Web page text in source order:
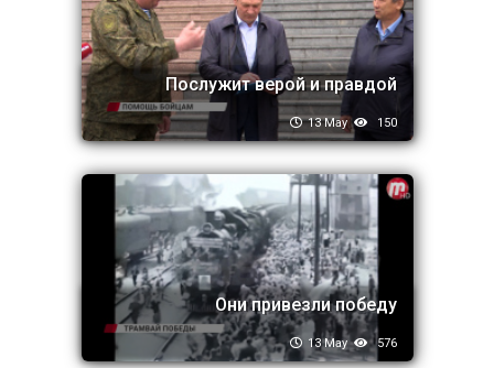
Послужит верой и правдой
13 May 150
Они привезли победу
13 May 576